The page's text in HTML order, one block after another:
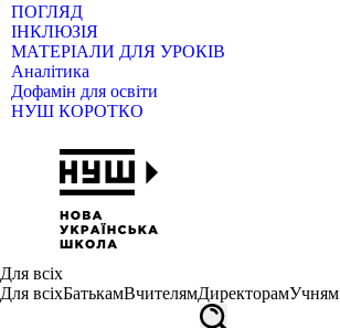
ПОГЛЯД
ІНКЛЮЗІЯ
МАТЕРІАЛИ ДЛЯ УРОКІВ
Аналітика
Дофамін для освіти
НУШ КОРОТКО
Для всіх
Для всіхБатькамВчителямДиректорамУчням